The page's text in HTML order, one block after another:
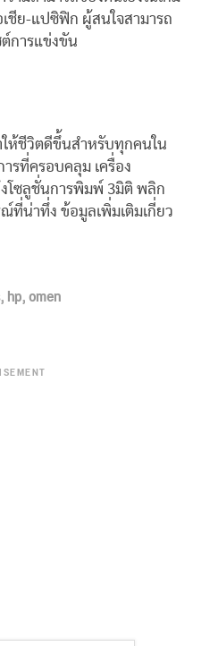
ชีย-แปซิฟิก ผู้สนใจสามารถ
ต์การแข่งขัน
ให้ชีวิตดีขึ้นสำหรับทุกคนใน
ที่ครอบคลุม เครื่อง
โซลูชั่นการพิมพ์ 3มิติ พลิก
ณ์ที่น่าทึ่ง ข้อมูลเพิ่มเติมเกี่ยว
,hp,omen